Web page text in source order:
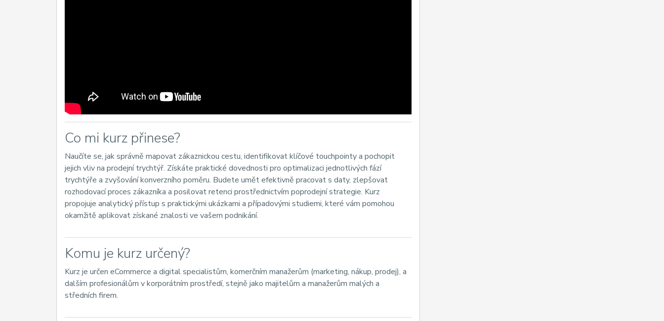
Co mi kurz přinese?
Naučíte se, jak správně mapovat zákaznickou cestu, identifikovat klíčové touchpointy a pochopit
jejich vliv na prodejní trychtýř. Získáte praktické dovednosti pro optimalizaci jednotlivých fází
trychtýře a zvyšování konverzního poměru. Budete umět efektivně pracovat s daty, zlepšovat
rozhodovací proces zákazníka a posilovat retenci prostřednictvím poprodejní strategie. Kurz
propojuje analytický přístup s praktickými ukázkami a případovými studiemi, které vám pomohou
okamžitě aplikovat získané znalosti ve vašem podnikání.
Komu je kurz určený?
Kurz je určen eCommerce a digital specialistům, komerčním manažerům (marketing, nákup, prodej), a
dalším profesionálům v korporátním prostředí, stejně jako majitelům a manažerům malých a
středních firem.